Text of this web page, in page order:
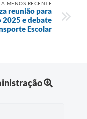
MENOS RECENTE
reunião para
2025 e debate
Escolar